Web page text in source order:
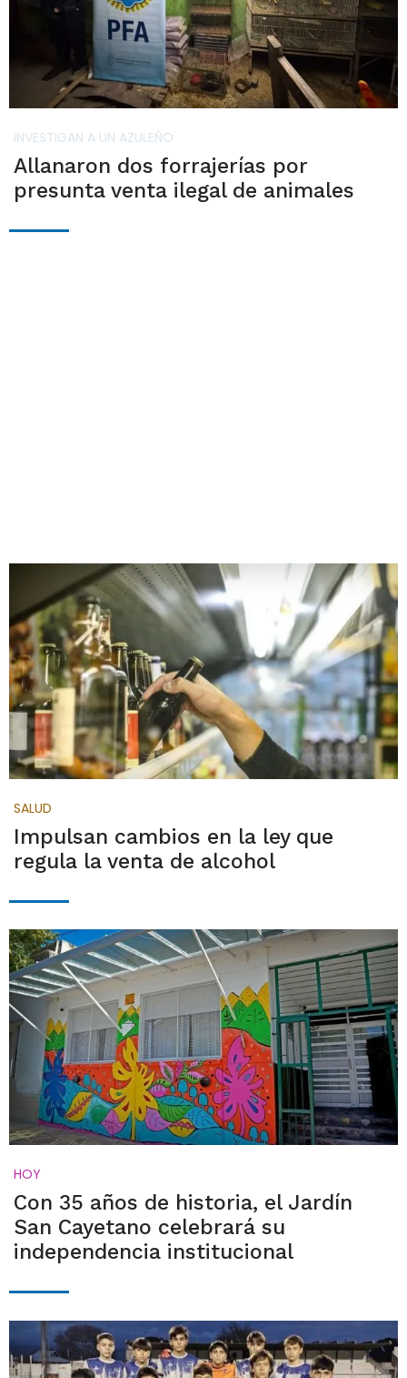
INVESTIGAN A UN AZULEÑO
Allanaron dos forrajerías por
presunta venta ilegal de animales
SALUD
Impulsan cambios en la ley que
regula la venta de alcohol
HOY
Con 35 años de historia, el Jardín
San Cayetano celebrará su
independencia institucional